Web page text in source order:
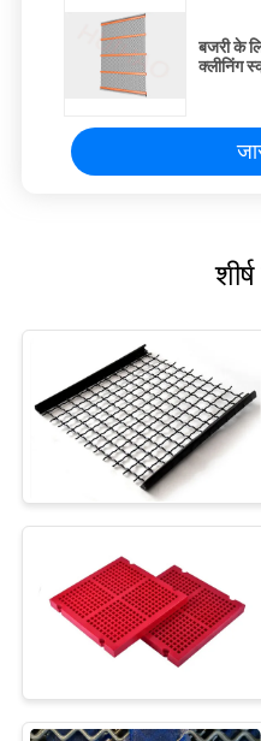
बजरी के
क्लीनिंग